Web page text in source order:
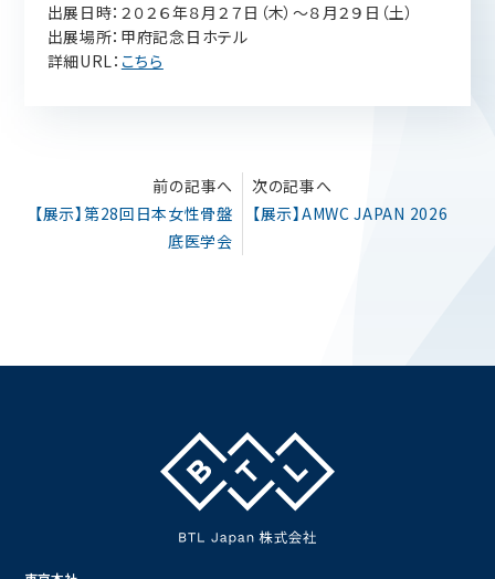
出展日時：２０２６年８月２７日（木）～８月２９日（土）
出展場所：甲府記念日ホテル
詳細URL： こちら
前の記事へ
【展示】第28回日本女性骨盤
底医学会
次の記事へ
【展示】AMWC JAPAN 2026